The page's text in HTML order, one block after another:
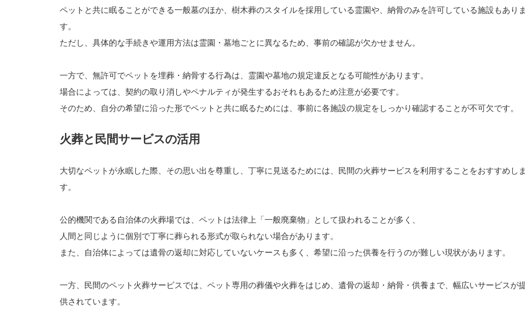
ペットと共に眠ることができる一般墓のほか、樹木葬のスタイルを採用している霊園や、納骨のみを許可している施設もありま
す。
ただし、具体的な手続きや運用方法は霊園・墓地ごとに異なるため、事前の確認が欠かせません。
一方で、無許可でペットを埋葬・納骨する行為は、霊園や墓地の規定違反となる可能性があります。
場合によっては、契約の取り消しやペナルティが発生するおそれもあるため注意が必要です。
そのため、自分の希望に沿った形でペットと共に眠るためには、事前に各施設の規定をしっかり確認することが不可欠です。
火葬と民間サービスの活用
大切なペットが永眠した際、その思い出を尊重し、丁寧に見送るためには、民間の火葬サービスを利用することをおすすめしま
す。
公的機関である自治体の火葬場では、ペットは法律上「一般廃棄物」として扱われることが多く、
人間と同じように個別で丁寧に葬られる形式が取られない場合があります。
また、自治体によっては遺骨の返却に対応していないケースも多く、希望に沿った供養を行うのが難しい現状があります。
一方、民間のペット火葬サービスでは、ペット専用の葬儀や火葬をはじめ、遺骨の返却・納骨・供養まで、幅広いサービスが
供されています。